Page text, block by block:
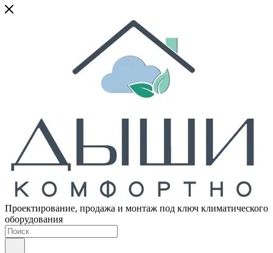
Проектирование, продажа и монтаж под ключ климатического
оборудования